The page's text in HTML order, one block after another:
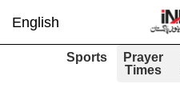
English
Prayer
Times
Sports